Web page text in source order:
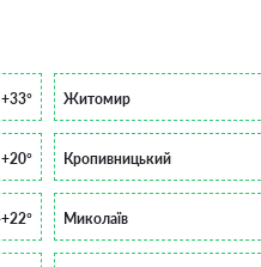
+33° Житомир
+20° Кропивницький
+22° Миколаїв